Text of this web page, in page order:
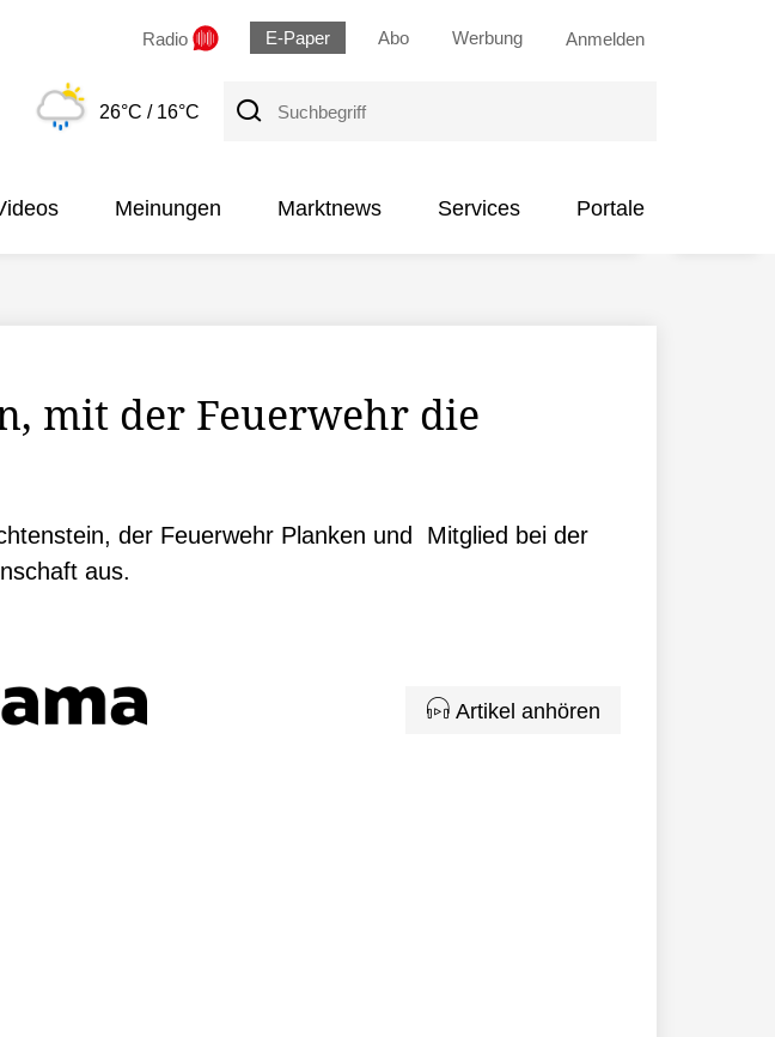
Radio E-Paper Abo Werbung Anmelden
26°C / 16°C
Suchbegriff
Meinungen Marktnews Services Portale
mit der Feuerwehr die
der Feuerwehr Planken und Mitglied bei der
aus.
Artikel anhören